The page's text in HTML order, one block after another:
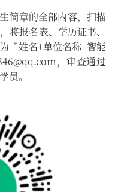
简章的全部内容，扫描
将报名表、学历证书、
“姓名+单位名称+智能
，审查通过
员。